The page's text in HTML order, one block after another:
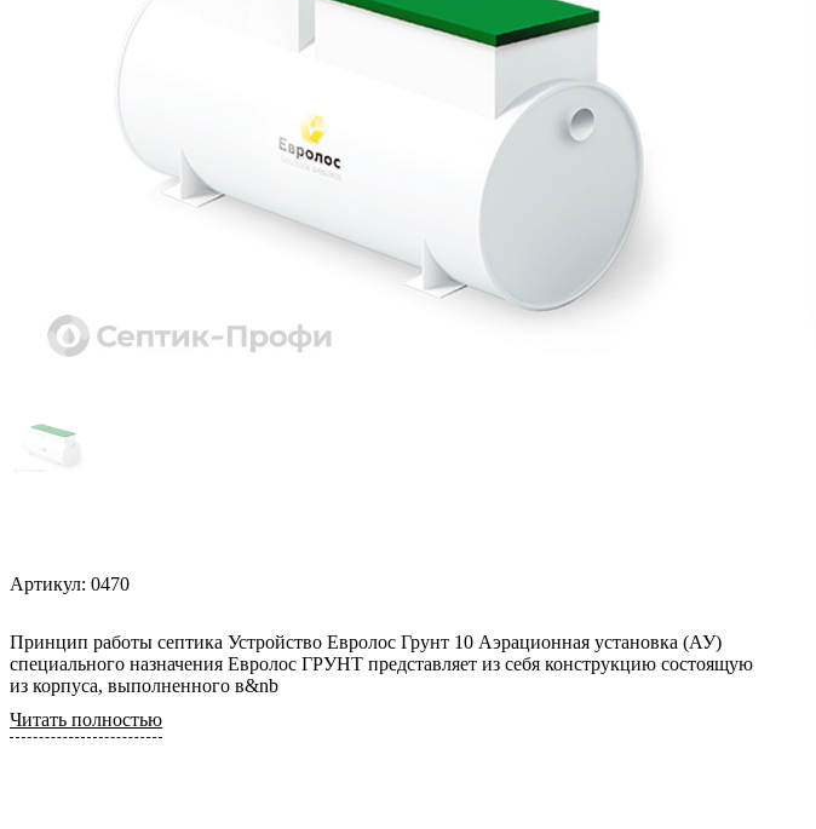
Спарта Eco
ЕвроТанк
Евролос Про
Евролос Грунт
Топас
Для коттеджа
Для гостиницы
Для предприятия
Для поселка
Для микрорайона
Для склада
Для торгового центра
Для АЗС
Артикул: 0470
Принцип работы септика Устройство Евролос Грунт 10 Аэрационная установка (АУ)
специального назначения Евролос ГРУНТ представляет из себя конструкцию состоящую
из корпуса, выполненного в&nb
Читать полностью